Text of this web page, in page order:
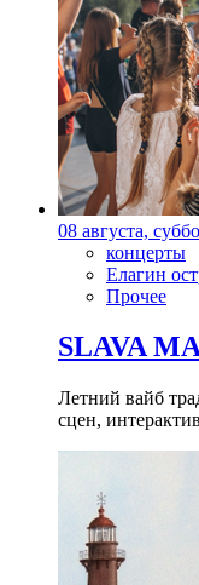
08 августа,
концерты
Елагин
Прочее
SLAVA
Летний вайб
сцен,